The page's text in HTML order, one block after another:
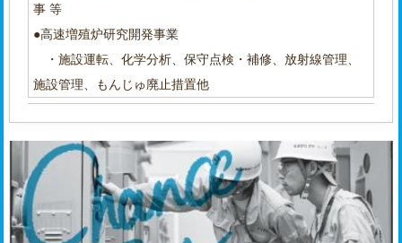
事 等
●高速増殖炉研究開発事業
・施設運転、化学分析、保守点検・補修、放射線管理、
施設管理、もんじゅ廃止措置他